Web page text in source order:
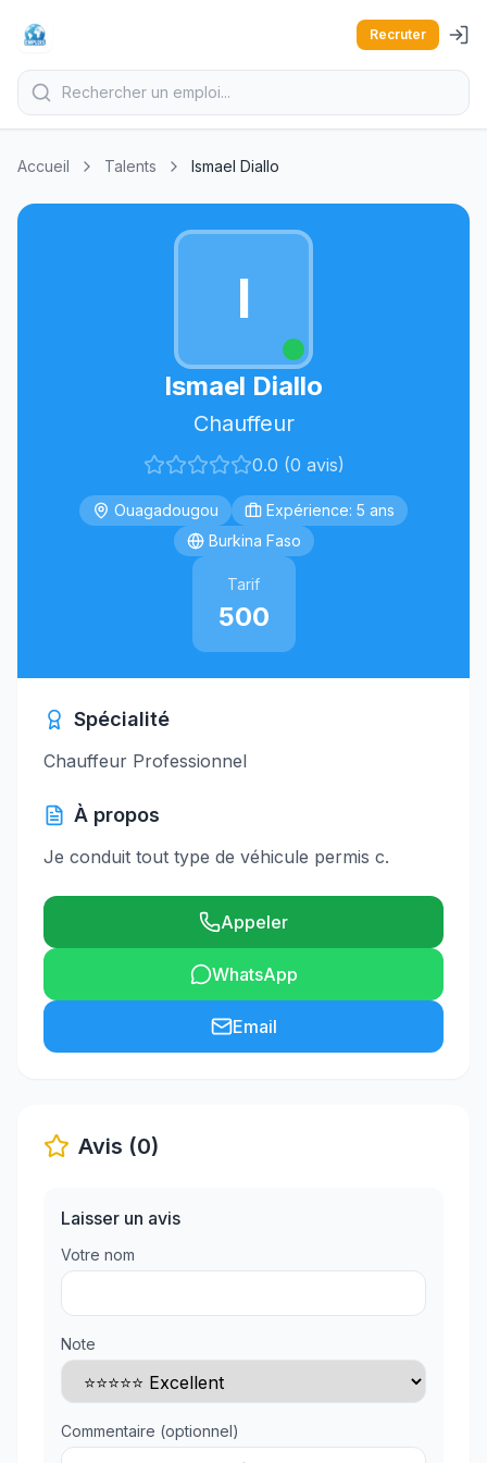
Recruter
Accueil Talents Ismael Diallo
I
Ismael Diallo
Chauffeur
0.0 (0 avis)
Ouagadougou
Expérience: 5 ans
Burkina Faso
Tarif
500
Spécialité
Chauffeur Professionnel
À propos
Je conduit tout type de véhicule permis c.
Appeler
WhatsApp
Email
Avis (0)
Laisser un avis
Votre nom
Note
Commentaire (optionnel)